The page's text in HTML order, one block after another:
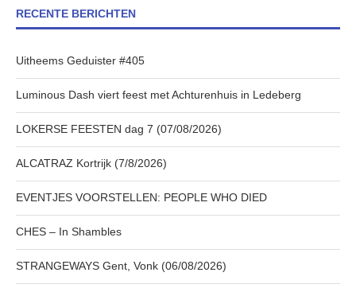
RECENTE BERICHTEN
Uitheems Geduister #405
Luminous Dash viert feest met Achturenhuis in Ledeberg
LOKERSE FEESTEN dag 7 (07/08/2026)
ALCATRAZ Kortrijk (7/8/2026)
EVENTJES VOORSTELLEN: PEOPLE WHO DIED
CHES – In Shambles
STRANGEWAYS Gent, Vonk (06/08/2026)